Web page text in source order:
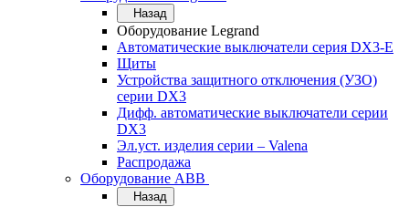
Назад
Оборудование Legrand
Автоматические выключатели серия DX3-E
Щиты
Устройства защитного отключения (УЗО)
серии DX3
Дифф. автоматические выключатели серии
DX3
Эл.уст. изделия серии – Valena
Распродажа
Оборудование АВВ
Назад